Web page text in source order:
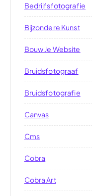
Bedrijfsfotografie
Bijzondere Kunst
Bouw Je Website
Bruidsfotograaf
Bruidsfotografie
Canvas
Cms
Cobra
Cobra Art